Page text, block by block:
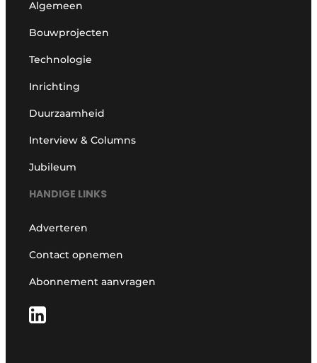
Algemeen
Bouwprojecten
Technologie
Inrichting
Duurzaamheid
Interview & Columns
Jubileum
HANDIGE LINKS
Adverteren
Contact opnemen
Abonnement aanvragen